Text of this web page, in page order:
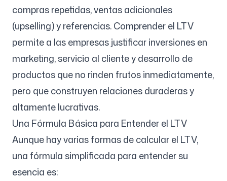
compras repetidas, ventas adicionales
(upselling) y referencias. Comprender el LTV
permite a las empresas justificar inversiones en
marketing, servicio al cliente y desarrollo de
productos que no rinden frutos inmediatamente,
pero que construyen relaciones duraderas y
altamente lucrativas.
Una Fórmula Básica para Entender el LTV
Aunque hay varias formas de calcular el LTV,
una fórmula simplificada para entender su
esencia es: